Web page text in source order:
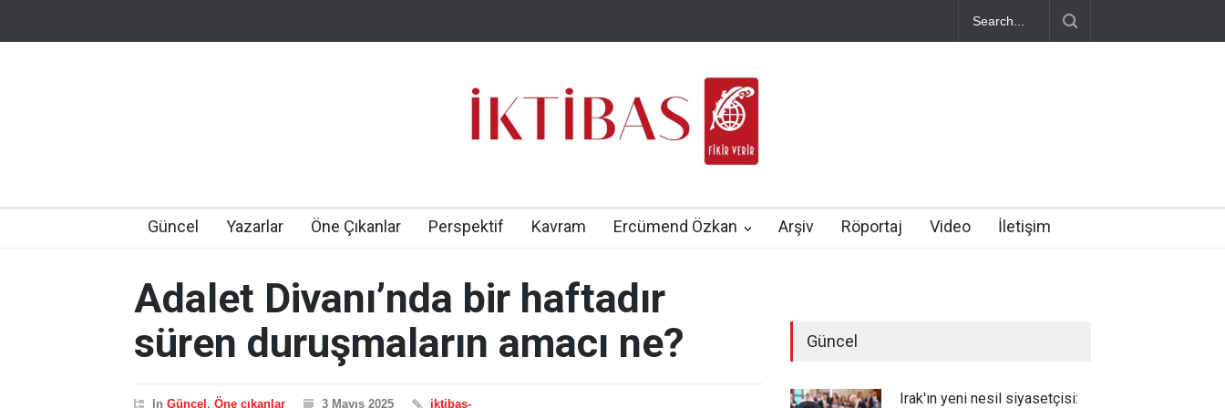
Güncel Yazarlar Öne Çıkanlar Perspektif Kavram Ercümend Özkan Arşiv Röportaj Video İletişim
Adalet Divanı’nda bir haftadır
süren duruşmaların amacı ne?
In Güncel , Öne çıkanlar 3 Mayıs 2025 iktibas-
Güncel
Irak'ın yeni nesil siyasetçisi: